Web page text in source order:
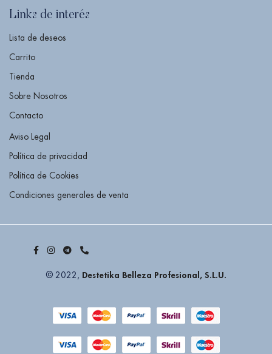
Links de interés
Lista de deseos
Carrito
Tienda
Sobre Nosotros
Contacto
Aviso Legal
Política de privacidad
Política de Cookies
Condiciones generales de venta
© 2022, Destetika Belleza Profesional, S.L.U.